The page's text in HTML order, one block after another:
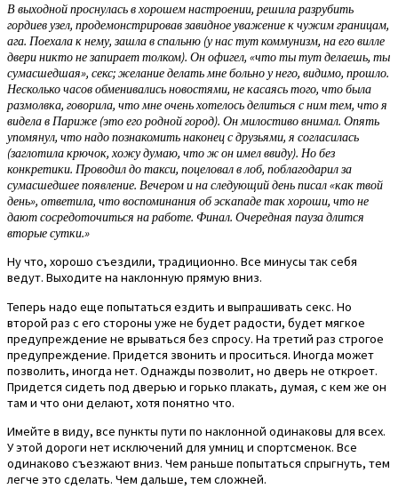
В выходной проснулась в хорошем настроении, решила разрубить
гордиев узел, продемонстрировав завидное уважение к чужим границам,
ага. Поехала к нему, зашла в спальню (у нас тут коммунизм, на его вилле
двери никто не запирает толком). Он офигел, «что ты тут делаешь, ты
сумасшедшая», секс; желание делать мне больно у него, видимо, прошло.
Несколько часов обменивались новостями, не касаясь того, что была
размолвка, говорила, что мне очень хотелось делиться с ним тем, что я
видела в Париже (это его родной город). Он милостиво внимал. Опять
упомянул, что надо познакомить наконец с друзьями, я согласилась
(заглотила крючок, хожу думаю, что ж он имел ввиду). Но без
конкретики. Проводил до такси, поцеловал в лоб, поблагодарил за
сумасшедшее появление. Вечером и на следующий день писал «как твой
день», ответила, что воспоминания об эскападе так хороши, что не
дают сосредоточиться на работе. Финал. Очередная пауза длится
вторые сутки.»
Ну что, хорошо съездили, традиционно. Все минусы так себя
ведут. Выходите на наклонную прямую вниз.
Теперь надо еще попытаться ездить и выпрашивать секс. Но
второй раз с его стороны уже не будет радости, будет мягкое
предупреждение не врываться без спросу. На третий раз строгое
предупреждение. Придется звонить и проситься. Иногда может
позволить, иногда нет. Однажды позволит, но дверь не откроет.
Придется сидеть под дверью и горько плакать, думая, с кем же он
там и что они делают, хотя понятно что.
Имейте в виду, все пункты пути по наклонной одинаковы для всех.
У этой дороги нет исключений для умниц и спортсменок. Все
одинаково съезжают вниз. Чем раньше попытаться спрыгнуть, тем
легче это сделать. Чем дальше, тем сложней.